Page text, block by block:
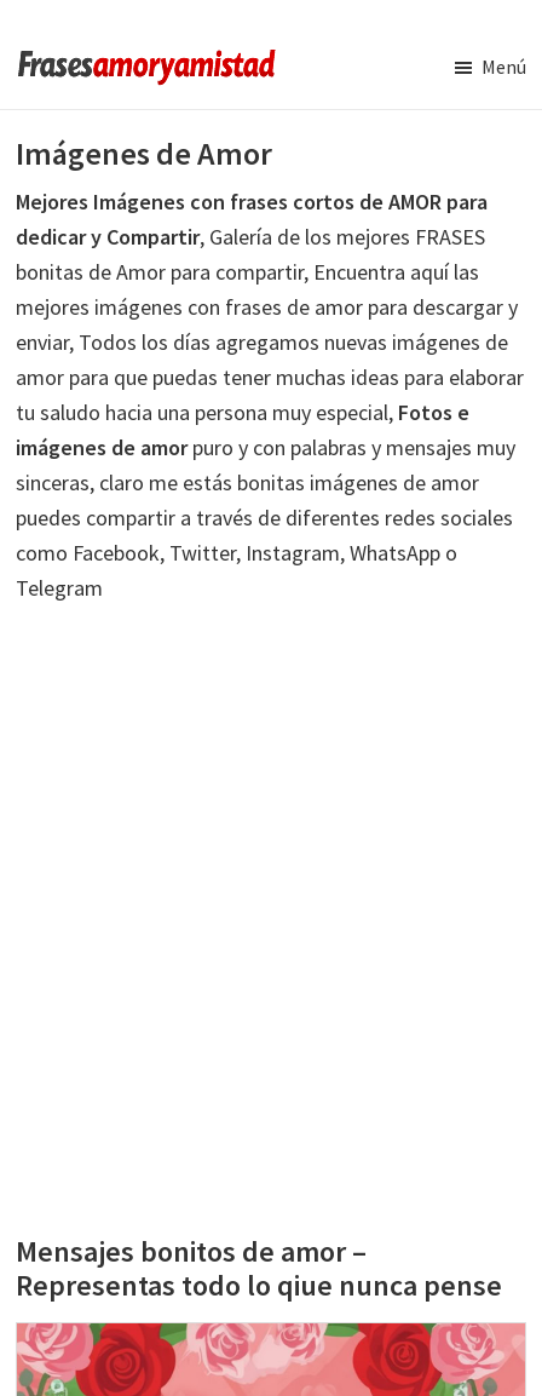
lateral
principal
y
Amistad
Menú
Imágenes de Amor
Mejores Imágenes con frases cortos de AMOR para
dedicar y Compartir, Galería de los mejores FRASES
bonitas de Amor para compartir, Encuentra aquí las
mejores imágenes con frases de amor para descargar y
enviar, Todos los días agregamos nuevas imágenes de
amor para que puedas tener muchas ideas para elaborar
tu saludo hacia una persona muy especial, Fotos e
imágenes de amorpuro y con palabras y mensajes muy
sinceras, claro me estás bonitas imágenes de amor
puedes compartir a través de diferentes redes sociales
como Facebook, Twitter, Instagram, WhatsApp o
Telegram
Mensajes bonitos de amor –
Representas todo lo qiue nunca pense